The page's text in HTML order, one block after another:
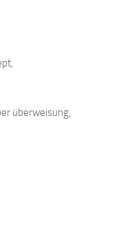
überweisung,